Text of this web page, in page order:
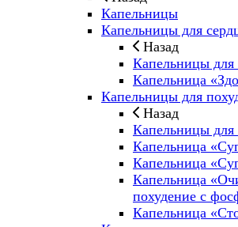
Капельницы
Капельницы для
Назад
Капельницы для
Капельница
Капельницы для
Назад
Капельницы для
Капельница
Капельница
Капельница
похудение с
Капельница